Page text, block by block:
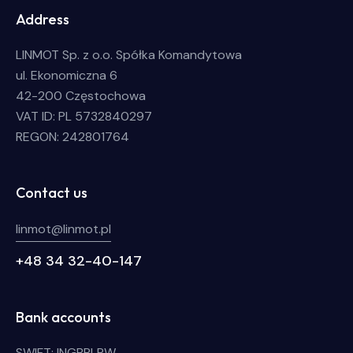
Address
LINMOT Sp. z o.o. Spółka Komandytowa
ul. Ekonomiczna 6
42-200 Częstochowa
VAT ID: PL 5732840297
REGON: 242801764
Contact us
linmot@linmot.pl
+48 34 32-40-147
Bank accounts